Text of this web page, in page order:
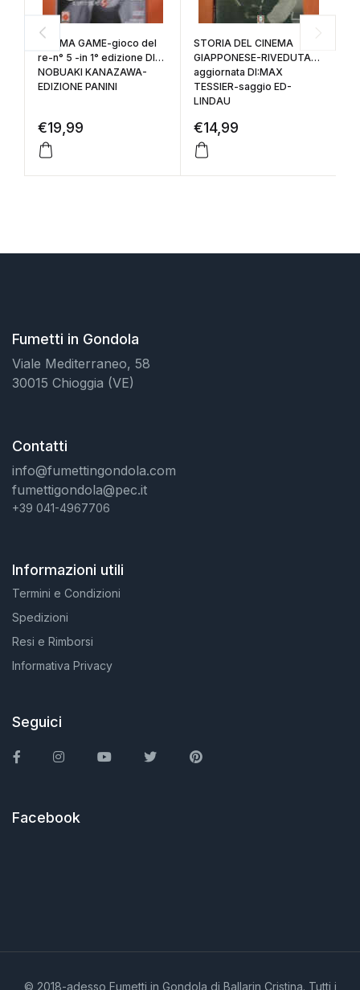
OSAMA GAME-gioco del
re-n° 5 -in 1° edizione DI-
NOBUAKI KANAZAWA-
EDIZIONE PANINI
€19,99
STORIA DEL CINEMA
GIAPPONESE-RIVEDUTA
aggiornata DI:MAX
TESSIER-saggio ED-
LINDAU
€14,99
Fumetti in Gondola
Viale Mediterraneo, 58
30015 Chioggia (VE)
Contatti
info@fumettingondola.com
fumettigondola@pec.it
+39 041-4967706
Informazioni utili
Termini e Condizioni
Spedizioni
Resi e Rimborsi
Informativa Privacy
Seguici
FacebookInstagramYou TubeTwitter Pinterest
Facebook
© 2018-adesso Fumetti in Gondola di Ballarin Cristina. Tutti i